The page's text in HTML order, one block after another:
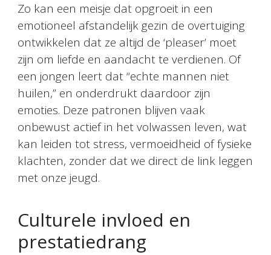
Zo kan een meisje dat opgroeit in een
emotioneel afstandelijk gezin de overtuiging
ontwikkelen dat ze altijd de ‘pleaser’ moet
zijn om liefde en aandacht te verdienen. Of
een jongen leert dat “echte mannen niet
huilen,” en onderdrukt daardoor zijn
emoties. Deze patronen blijven vaak
onbewust actief in het volwassen leven, wat
kan leiden tot stress, vermoeidheid of fysieke
klachten, zonder dat we direct de link leggen
met onze jeugd.
Culturele invloed en
prestatiedrang